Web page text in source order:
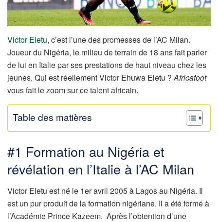
Victor Eletu, c’est l’une des promesses de l’AC Milan.
Joueur du Nigéria, le milieu de terrain de 18 ans fait parler
de lui en Italie par ses prestations de haut niveau chez les
jeunes. Qui est réellement Victor Ehuwa Eletu ?Africafoot
vous fait le zoom sur ce talent africain.
Table des matières
#1 Formation au Nigéria et
révélation en l’Italie à l’AC Milan
Victor Eletu est né le 1er avril 2005 à Lagos au Nigéria. Il
est un pur produit de la formation nigériane. Il a été formé à
l’Académie Prince Kazeem. Après l’obtention d’une